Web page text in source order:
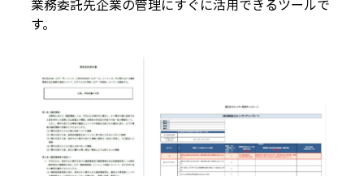
業務委託先企業の管理にすぐに活用できるツールで
す。